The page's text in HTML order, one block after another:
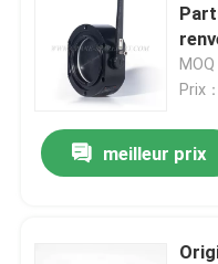
Prix
meilleur prix